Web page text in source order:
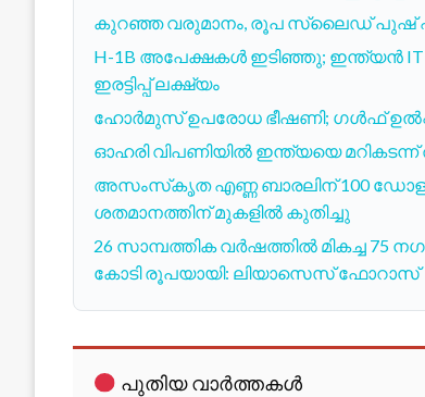
കുറഞ്ഞ വരുമാനം, രൂപ സ്ലൈഡ് പുഷ്
H-1B അപേക്ഷകൾ ഇടിഞ്ഞു; ഇന്ത്യൻ
ഇരട്ടിപ്പ് ലക്ഷ്യം
ഹോർമുസ് ഉപരോധ ഭീഷണി; ഗൾഫ്
ഓഹരി വിപണിയിൽ ഇന്ത്യയെ
അസംസ്‌കൃത എണ്ണ ബാരലിന് 100
ശതമാനത്തിന് മുകളിൽ കുതിച്ചു
26 സാമ്പത്തിക വർഷത്തിൽ മികച്ച 75
കോടി രൂപയായി: ലിയാസെസ് ഫോറാസ്
പുതിയ വാർത്തകൾ